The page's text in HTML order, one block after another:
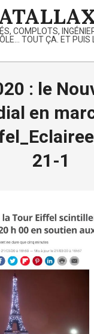
COMPLOTS,
TOUT ÇA. ET PUIS
: le
en
21-1